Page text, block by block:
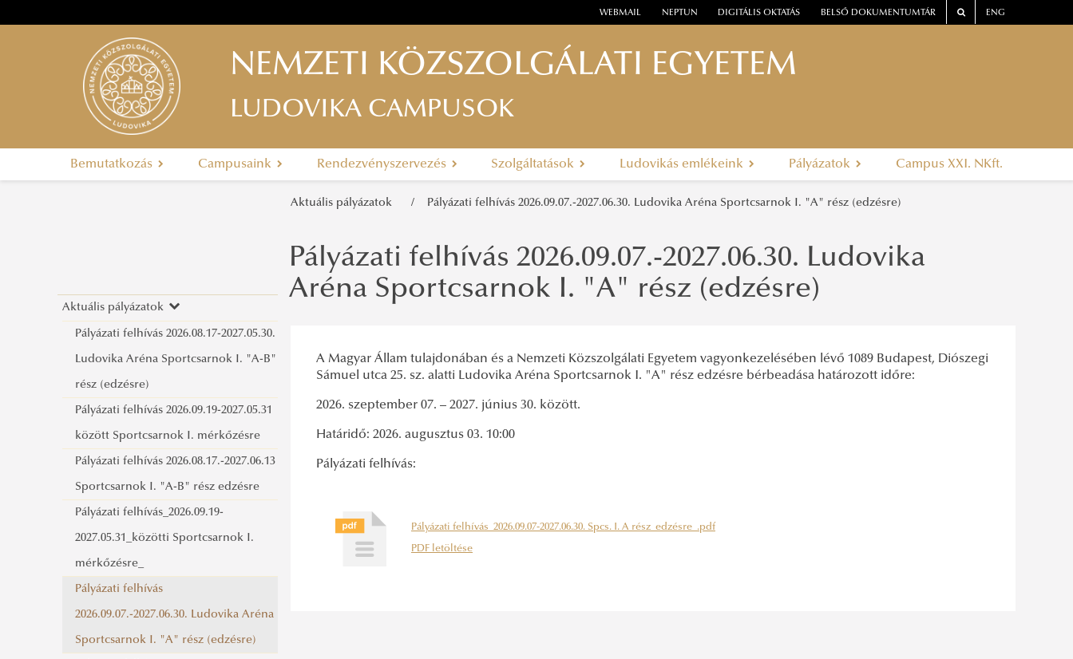
WEBMAIL NEPTUN DIGITÁLIS OKTATÁS BELSŐ DOKUMENTUMTÁR ENG
NEMZETI KÖZSZOLGÁLATI EGYETEM
LUDOVIKA CAMPUSOK
Bemutatkozás Campusaink Rendezvényszervezés Szolgáltatások Ludovikás emlékeink Pályázatok Campus XXI. NKft.
Aktuális pályázatok Pályázati felhívás 2026.09.07.-2027.06.30. Ludovika Aréna Sportcsarnok I. "A" rész (edzésre)
Aktuális pályázatok
Pályázati felhívás 2026.08.17-2027.05.30.
Ludovika Aréna Sportcsarnok I. "A-B"
rész (edzésre)
Pályázati felhívás 2026.09.19-2027.05.31
között Sportcsarnok I. mérkőzésre
Pályázati felhívás 2026.08.17.-2027.06.13
Sportcsarnok I. "A-B" rész edzésre
Pályázati felhívás_2026.09.19-
2027.05.31_közötti Sportcsarnok I.
mérkőzésre_
Pályázati felhívás
2026.09.07.-2027.06.30. Ludovika Aréna
Sportcsarnok I. "A" rész (edzésre)
Pályázati felhívás 2026.09.07.-2027.06.30. Ludovika
Aréna Sportcsarnok I. "A" rész (edzésre)
A Magyar Állam tulajdonában és a Nemzeti Közszolgálati Egyetem vagyonkezelésében lévő 1089 Budapest, Diószegi
Sámuel utca 25. sz. alatti Ludovika Aréna Sportcsarnok I. "A" rész edzésre bérbeadása határozott időre:
2026. szeptember 07. – 2027. június 30. között.
Határidő: 2026. augusztus 03. 10:00
Pályázati felhívás:
Pályázati felhívás_2026.09.07-2027.06.30. Spcs. I. A rész_edzésre_.pdf
PDF letöltése